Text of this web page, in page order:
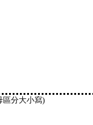
區分大小寫)